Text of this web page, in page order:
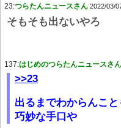
23:つらたんニュースさん 2022/03/
そもそも出ないやろ
137:はじめのつらたんニュースさん
>>23
出るまでわからんこと
巧妙な手口や